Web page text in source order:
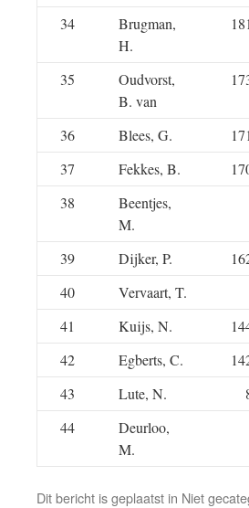
34
Brugman,
H.
35
Oudvorst,
B. van
36 Blees, G.
37
Fekkes, B.
38
Beentjes,
M.
39 Dijker, P.
40
Vervaart, T.
41
Kuijs, N.
42
Egberts, C.
43
Lute, N.
44
Deurloo,
M.
Dit bericht is geplaatst in Niet